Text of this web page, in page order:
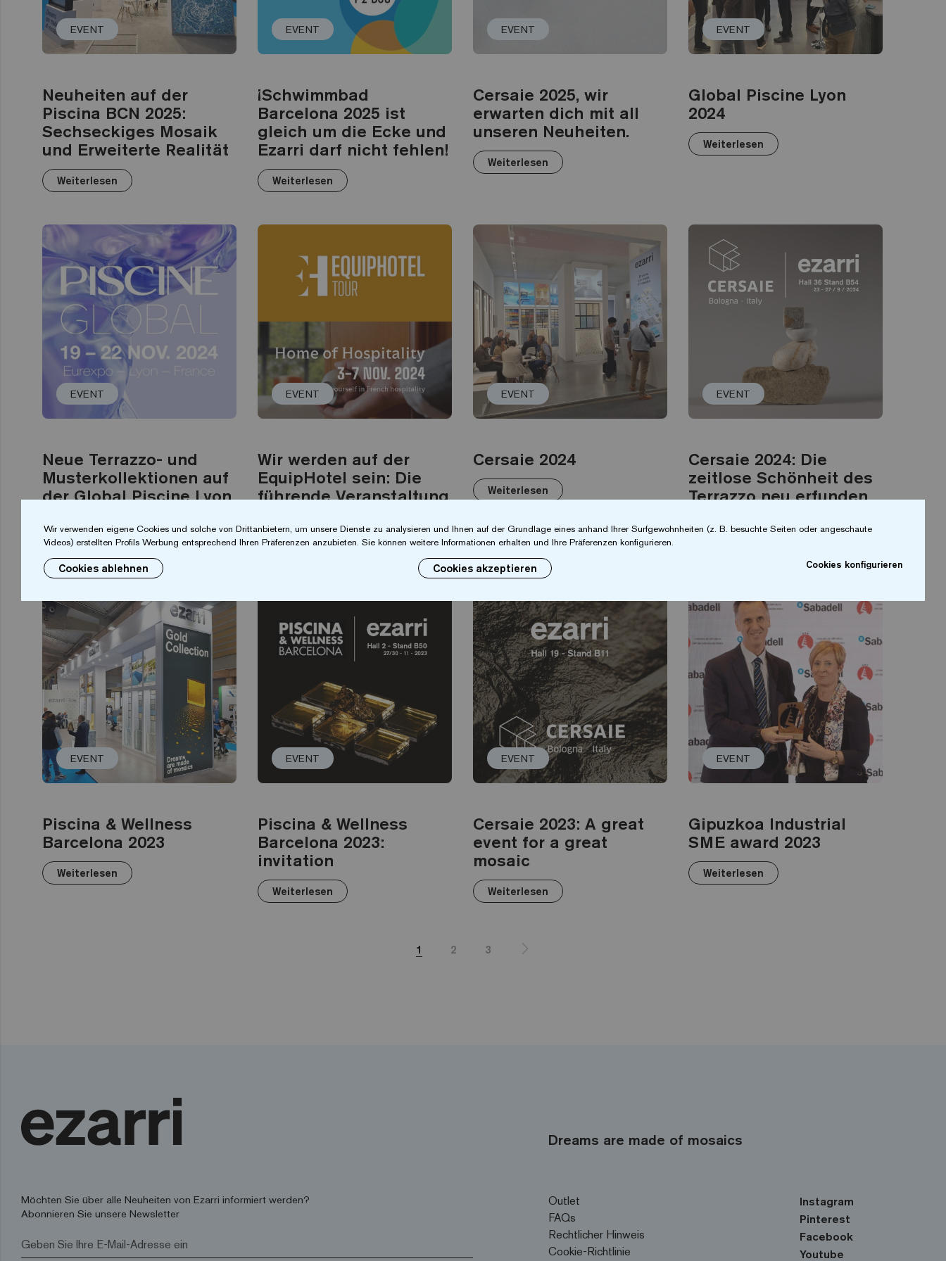
EVENT
Neuheiten auf der
Piscina BCN 2025:
Sechseckiges Mosaik
und Erweiterte Realität
Weiterlesen
EVENT
¡Schwimmbad
Barcelona 2025 ist
gleich um die Ecke und
Ezarri darf nicht fehlen!
Weiterlesen
EVENT
Cersaie 2025, wir
erwarten dich mit all
unseren Neuheiten.
Weiterlesen
EVENT
Global Piscine Lyon
2024
Weiterlesen
EVENT
Neue Terrazzo- und
Musterkollektionen auf
der Global Piscine Lyon
Weiterlesen
EVENT
Wir werden auf der
EquipHotel sein: Die
führende Veranstaltung
Weiterlesen
EVENT
Cersaie 2024
Weiterlesen
EVENT
Cersaie 2024: Die
zeitlose Schönheit des
Terrazzo neu erfunden
EVENT
Piscina & Wellness
Barcelona 2023
Weiterlesen
EVENT
Piscina & Wellness
Barcelona 2023:
invitation
Weiterlesen
EVENT
Cersaie 2023: A great
event for a great
mosaic
Weiterlesen
EVENT
Gipuzkoa Industrial
SME award 2023
Weiterlesen
1 2 3
Dreams are made of mosaics
Möchten Sie über alle Neuheiten von Ezarri informiert werden?
Abonnieren Sie unsere Newsletter
Outlet
FAQs
Rechtlicher Hinweis
Cookie-Richtlinie
Instagram
Pinterest
Facebook
Youtube
Wir verwenden eigene Cookies und solche von Drittanbietern, um unsere Dienste zu analysieren und Ihnen auf der Grundlage eines anhand Ihrer Surfgewohnheiten (z. B. besuchte Seiten oder angeschaute
Videos) erstellten Profils Werbung entsprechend Ihren Präferenzen anzubieten. Sie können weitere Informationen erhalten und Ihre Präferenzen konfigurieren.
Cookies ablehnen Cookies akzeptieren Cookies konfigurieren